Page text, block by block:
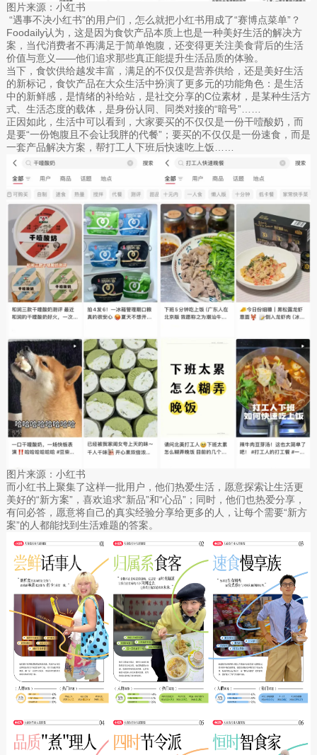
图片来源：小红书
“遇事不决小红书”的用户们，怎么就把小红书用成了“赛博点菜单”？
Foodaily认为，这是因为食饮产品本质上也是一种美好生活的解决方
案，当代消费者不再满足于简单饱腹，还变得更关注美食背后的生活
价值与意义——他们追求那些真正能提升生活品质的体验。
当下，食饮供给越发丰富，满足的不仅仅是营养供给，还是美好生活
的新标记，食饮产品在大众生活中扮演了更多元的功能角色：是生活
中的新鲜感，是情绪的补给站，是社交分享的C位素材，是某种生活方
式、生活态度的载体，是身份认同、同类对接的“暗号”……
正因如此，生活中可以看到，大家要买的不仅仅是一份干噎酸奶，而
是要“一份饱腹且不会让我胖的代餐”；要买的不仅仅是一份速食，而是
一套产品解决方案，帮打工人下班后快速吃上饭……
图片来源：小红书
而小红书上聚集了这样一批用户，他们热爱生活，愿意探索让生活更
美好的“新方案”，喜欢追求“新品”和“心品”；同时，他们也热爱分享，
有问必答，愿意将自己的真实经验分享给更多的人，让每个需要“新方
案”的人都能找到生活难题的答案。